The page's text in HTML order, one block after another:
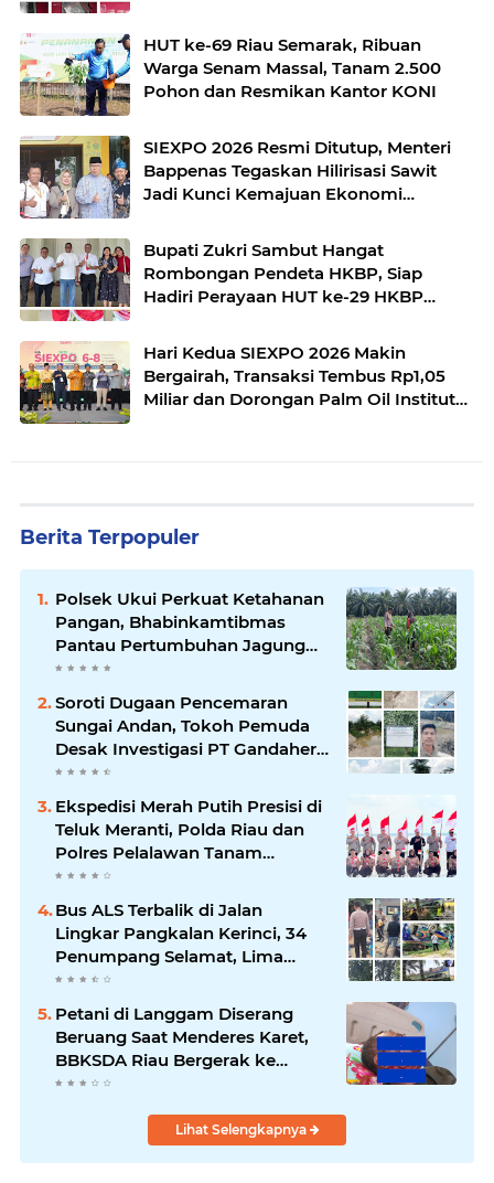
HUT ke-69 Riau Semarak, Ribuan
Warga Senam Massal, Tanam 2.500
Pohon dan Resmikan Kantor KONI
SIEXPO 2026 Resmi Ditutup, Menteri
Bappenas Tegaskan Hilirisasi Sawit
Jadi Kunci Kemajuan Ekonomi
Bupati Zukri Sambut Hangat
Rombongan Pendeta HKBP, Siap
Hadiri Perayaan HUT ke-29 HKBP
Hari Kedua SIEXPO 2026 Makin
Bergairah, Transaksi Tembus Rp1,05
Miliar dan Dorongan Palm Oil Institute
Berita Terpopuler
Polsek Ukui Perkuat Ketahanan
Pangan, Bhabinkamtibmas
Pantau Pertumbuhan Jagung
Petani di Desa Air Hitam
Soroti Dugaan Pencemaran
Sungai Andan, Tokoh Pemuda
Desak Investigasi PT Gandahera
Hendana
Ekspedisi Merah Putih Presisi di
Teluk Meranti, Polda Riau dan
Polres Pelalawan Tanam
Mangrove Demi Negeri
Bus ALS Terbalik di Jalan
Lingkar Pangkalan Kerinci, 34
Penumpang Selamat, Lima
Alami Luka Ringan
Petani di Langgam Diserang
Beruang Saat Menderes Karet,
BBKSDA Riau Bergerak ke
Lokasi
Lihat Selengkapnya